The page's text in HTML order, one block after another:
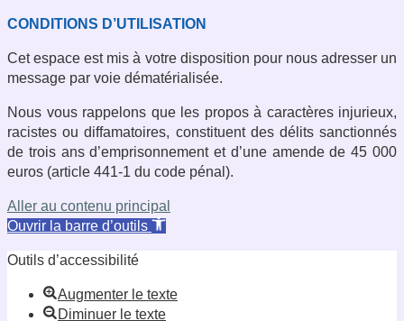
CONDITIONS D’UTILISATION
Cet espace est mis à votre disposition pour nous adresser un
message par voie dématérialisée.
Nous vous rappelons que les propos à caractères injurieux,
racistes ou diffamatoires, constituent des délits sanctionnés
de trois ans d’emprisonnement et d’une amende de 45 000
euros (article 441-1 du code pénal).
Aller au contenu principal
Ouvrir la barre d’outils
Outils d’accessibilité
Augmenter le texte
Diminuer le texte